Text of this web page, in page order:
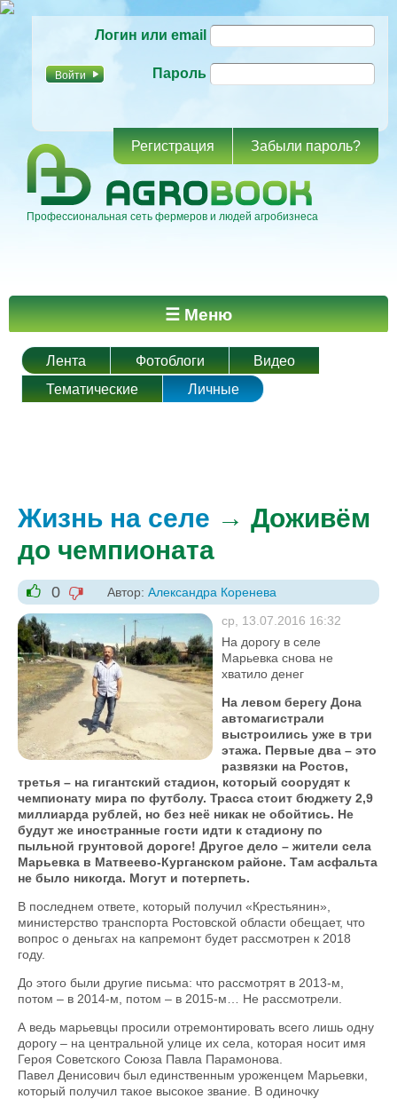
основному
Логин или email
Пароль
Регистрация Забыли пароль?
Профессиональная сеть фермеров и людей агробизнеса
Главное меню ☰ Меню
Лента Фотоблоги
Видео
Тематические
Личные
Жизнь на селе → Доживём
до чемпионата
+1
0
-1
Автор: Александра Коренева
ср, 13.07.2016 16:32
На дорогу в селе
Марьевка снова не
хватило денег
На левом берегу Дона
автомагистрали
выстроились уже в три
этажа. Первые два – это
развязки на Ростов,
третья – на гигантский стадион, который соорудят к
чемпионату мира по футболу. Трасса стоит бюджету 2,9
миллиарда рублей, но без неё никак не обойтись. Не
будут же иностранные гости идти к стадиону по
пыльной грунтовой дороге! Другое дело – жители села
Марьевка в Матвеево-Курганском районе. Там асфальта
не было никогда. Могут и потерпеть.
В последнем ответе, который получил «Крестьянин»,
министерство транспорта Ростовской области обещает, что
вопрос о деньгах на капремонт будет рассмотрен к 2018
году.
До этого были другие письма: что рассмотрят в 2013-м,
потом – в 2014-м, потом – в 2015-м… Не рассмотрели.
А ведь марьевцы просили отремонтировать всего лишь одну
дорогу – на центральной улице их села, которая носит имя
Героя Советского Союза Павла Парамонова.
Павел Денисович был единственным уроженцем Марьевки,
который получил такое высокое звание. В одиночку